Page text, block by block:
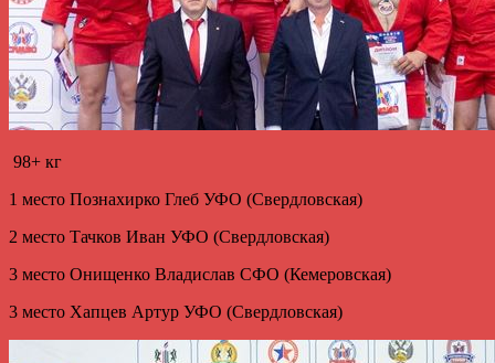
98+ кг
1 место Познахирко Глеб УФО (Свердловская)
2 место Тачков Иван УФО (Свердловская)
3 место Онищенко Владислав СФО (Кемеровская)
3 место Хапцев Артур УФО (Свердловская)